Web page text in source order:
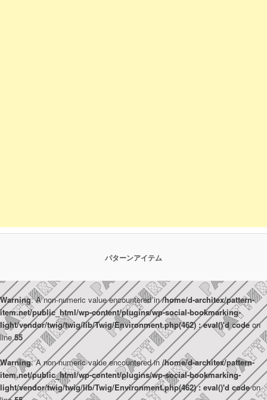
パターンアイテム
Warning: A non-numeric value encountered in/home/d-architex/pattern-
item.net/public_html/wp-content/plugins/wp-social-bookmarking-
light/vendor/twig/twig/lib/Twig/Environment.php(462) : eval()'d codeon
line55
Warning: A non-numeric value encountered in /home/d-architex/pattern-
item.net/public_html/wp-content/plugins/wp-social-bookmarking-
light/vendor/twig/twig/lib/Twig/Environment.php(462) : eval()'d codeon